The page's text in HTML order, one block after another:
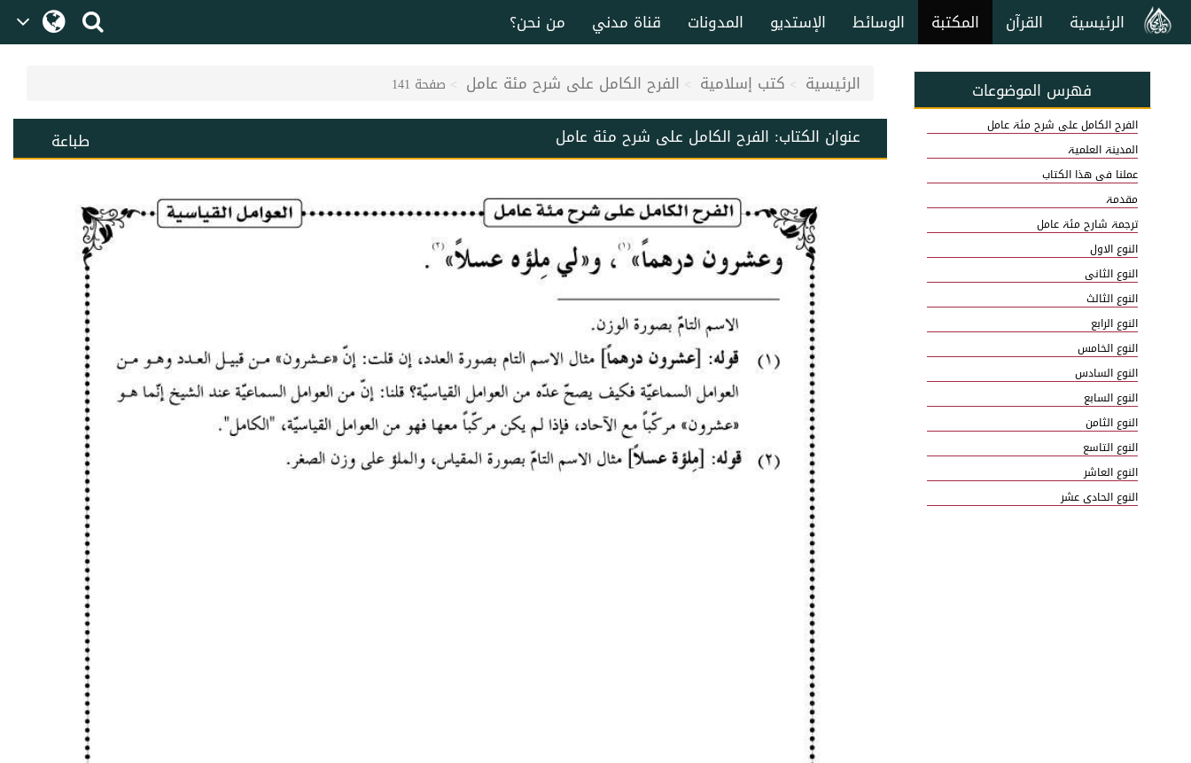
من نحن؟ قناة مدني المدونات الإستديو الوسائط المكتبة القرآن الرئيسية
الرئيسية كتب إسلامية الفرح الكامل على شرح مئة عامل صفحة 141
طباعة عنوان الكتاب: الفرح الكامل على شرح مئة عامل
فهرس الموضوعات
الفرح الکامل علی شرح مئۃ عامل
المدینۃ العلمیۃ
عملنا فی ھذا الکتاب
مقدمۃ
ترجمۃ شارح مئۃ عامل
النوع الاول
النوع الثانی
النوع الثالث
النوع الرابع
النوع الخامس
النوع السادس
النوع السابع
النوع الثامن
النوع التاسع
النوع العاشر
النوع الحادی عشر